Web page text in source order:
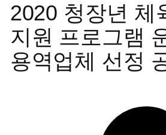
2020 청장년 체
지원 프로그램
용역업체 선정